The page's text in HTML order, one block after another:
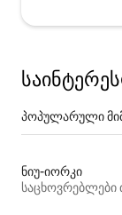
პოპულარული
ნიუ-იორკი
საცხოვრებლები